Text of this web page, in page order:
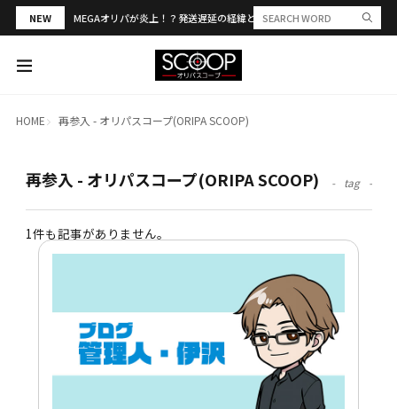
NEW MEGAオリパが炎上！？発送遅延の経緯と評判・当選報告を解説
HOME 再参入 - オリパスコープ(ORIPA SCOOP)
再参入 - オリパスコープ(ORIPA SCOOP) tag
1件も記事がありません。